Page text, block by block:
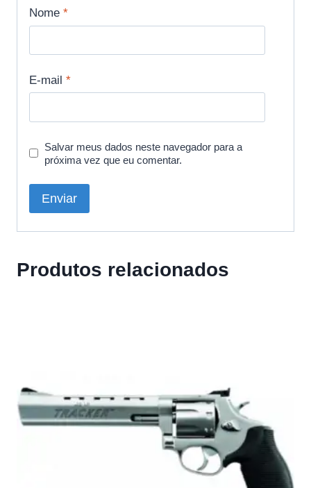
Nome *
E-mail *
Salvar meus dados neste navegador para a
próxima vez que eu comentar.
Produtos relacionados